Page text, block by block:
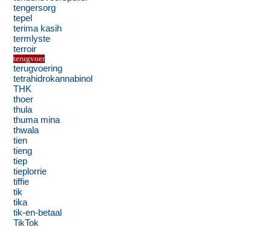
tengersorg
tepel
terima kasih
termlyste
terroir
terugvoer
terugvoering
tetrahidrokannabinol
THK
thoer
thula
thuma mina
thwala
tien
tieng
tiep
tieplorrie
tiffie
tik
tika
tik-en-betaal
TikTok